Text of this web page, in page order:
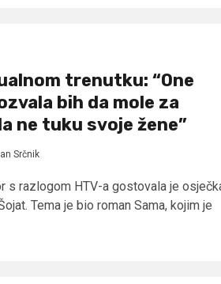
trenutku: “One
bih da mole za
ne tuku svoje žene”
Srčnik
s razlogom HTV-a gostovala je
Tema je bio roman Sama, kojim je